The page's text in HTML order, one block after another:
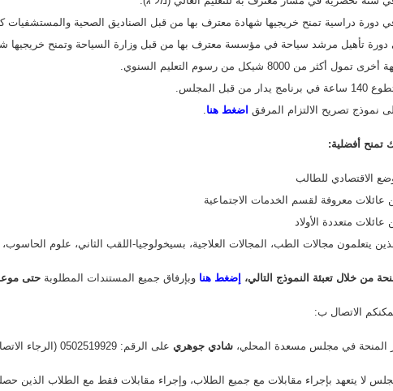
دورة دراسية تمنح خريجيها شهادة معترف بها من قبل الصناديق الصحية
تأهيل مرشد سياحة في مؤسسة معترف بها من قبل وزارة السياحة وتمنح
أكثر من 8000 شيكل من رسوم التعليم السنوي.
من قبل المجلس.
نموذج تصريح الالتزام المرفق اضغط هنا.
تمنح أفضلية:
الاقتصادي للطالب
معروفة لقسم الخدمات الاجتماعية
متعددة الأولاد
يتعلمون مجالات الطب، المجالات العلاجية، بسيخولوجيا-اللقب الثاني، علوم
من خلال تعبئة النموذج التالي، إضغط هنا وبإرفاق جميع المستندات المطلوبة حتى
الاتصال ب:
شادي جوهري على الرقم: 0502519929 (الرجاء الاتصال فقط في أوقات الدوام من الأحد للخميس من الساعة 8-16)
لا يتعهد بإجراء مقابلات مع جميع الطلاب، وإجراء مقابلات فقط مع الطلاب الذين